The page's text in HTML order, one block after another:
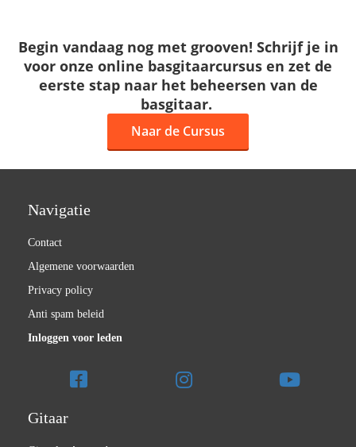
Begin vandaag nog met grooven! Schrijf je in
voor onze online basgitaarcursus en zet de
eerste stap naar het beheersen van de
basgitaar.
Naar de Cursus
Navigatie
Contact
Algemene voorwaarden
Privacy policy
Anti spam beleid
Inloggen voor leden
Gitaar